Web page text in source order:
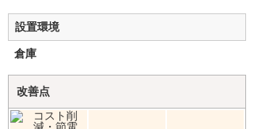
設置環境
倉庫
改善点